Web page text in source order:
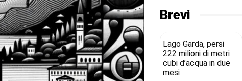
Brevi
Lago Garda, persi
222 milioni di metri
cubi d’acqua in due
mesi